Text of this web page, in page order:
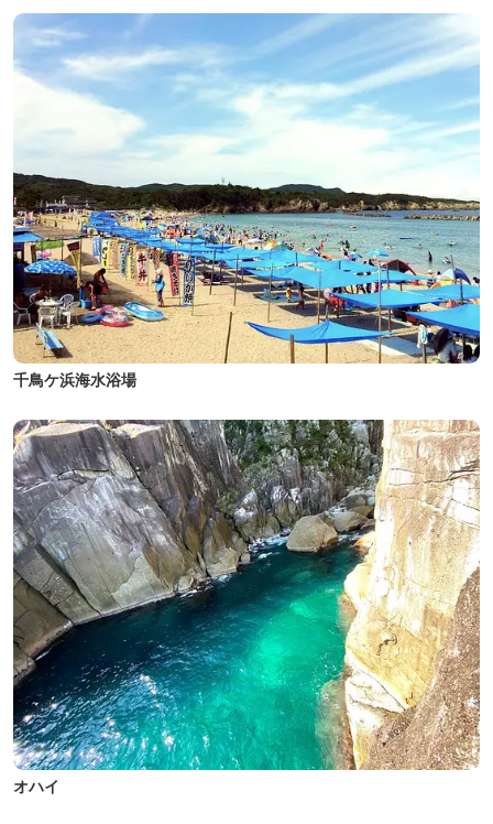
千鳥ケ浜海水浴場
オハイ